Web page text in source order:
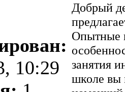
10:29
Добрый
Опытные
занятия
школе вы